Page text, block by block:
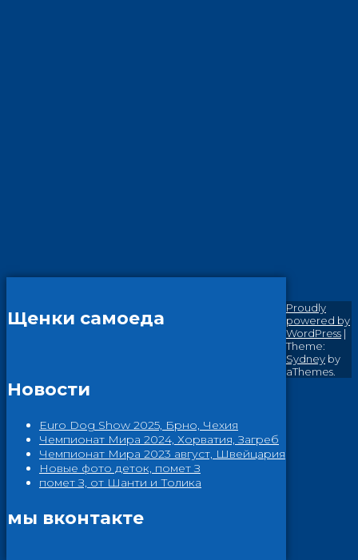
Щенки самоеда
Новости
Euro Dog Show 2025, Брно, Чехия
Чемпионат Мира 2024, Хорватия, Загреб
Чемпионат Мира 2023 август, Швейцария
Новые фото деток, помет З
помет З, от Шанти и Толика
мы вконтакте
Proudly
powered by
WordPress |
Theme:
Sydney by
aThemes.